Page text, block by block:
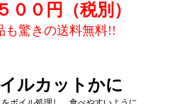
００円（税別）
も驚きの送料無料!!
ルカットかに